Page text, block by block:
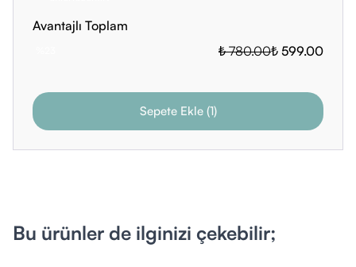
Avantajlı Toplam
₺ 780.00₺ 599.00
Sepete Ekle(1)
Bu ürünler de ilginizi çekebilir;